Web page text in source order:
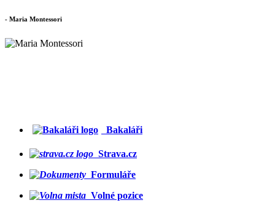
- Maria Montessori
Bakaláři
Strava.cz
Formuláře
Volné pozice